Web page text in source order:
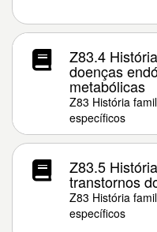
Z83.4
doenças
metabólicas
Z83 História
específicos
Z83.5
transtornos
Z83 História
específicos